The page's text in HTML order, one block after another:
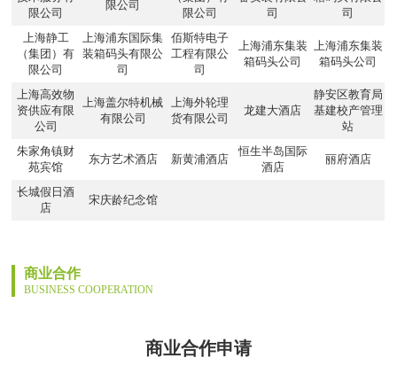
限公司
限公司
限公司
司
司
上海静工
（集团）有
限公司
上海浦东国际集
装箱码头有限公
司
佰斯特电子
工程有限公
司
上海浦东集装
箱码头公司
上海浦东集装
箱码头公司
上海高效物
资供应有限
公司
上海盖尔特机械
有限公司
上海外轮理
货有限公司
龙建大酒店
静安区教育局
基建校产管理
站
朱家角镇财
苑宾馆
东方艺术酒店 新黄浦酒店
恒生半岛国际
酒店
丽府酒店
长城假日酒
店
宋庆龄纪念馆
商业合作
BUSINESS COOPERATION
商业合作申请